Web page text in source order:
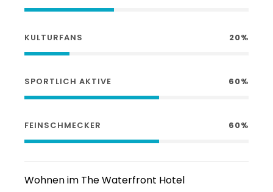
KULTURFANS 20%
SPORTLICH AKTIVE 60%
FEINSCHMECKER 60%
Wohnen im The Waterfront Hotel